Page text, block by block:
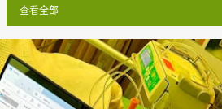
查看全部
博
文